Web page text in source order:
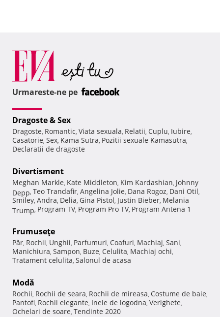
Urmareste-ne pe
Dragoste & Sex
Dragoste, Romantic, Viata sexuala, Relatii, Cuplu, Iubire,
Casatorie, Sex, Kama Sutra, Pozitii sexuale Kamasutra,
Declaratii de dragoste
Divertisment
Meghan Markle, Kate Middleton, Kim Kardashian, Johnny
Depp, Teo Trandafir, Angelina Jolie, Dana Rogoz, Dani Otil,
Smiley, Andra, Delia, Gina Pistol, Justin Bieber, Melania
Trump, Program TV, Program Pro TV, Program Antena 1
Frumuseţe
Păr, Rochii, Unghii, Parfumuri, Coafuri, Machiaj, Sani,
Manichiura, Sampon, Buze, Celulita, Machiaj ochi,
Tratament celulita, Salonul de acasa
Modă
Rochii, Rochii de seara, Rochii de mireasa, Costume de baie,
Pantofi, Rochii elegante, Inele de logodna, Verighete,
Ochelari de soare, Tendinte 2020